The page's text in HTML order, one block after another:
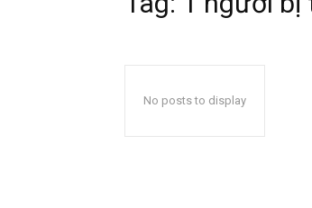
No posts to display